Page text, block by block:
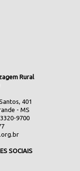
Rural
401
- MS
9700
SOCIAIS